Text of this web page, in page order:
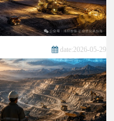
date:2026-05-29